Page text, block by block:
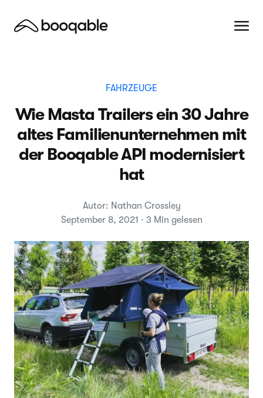
FAHRZEUGE
Wie Masta Trailers ein 30 Jahre
altes Familienunternehmen mit
der Booqable API modernisiert
hat
Autor: Nathan Crossley
September 8, 2021 · 3 Min gelesen